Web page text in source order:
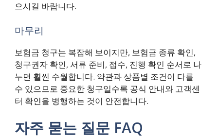
으시길 바랍니다.
마무리
보험금 청구는 복잡해 보이지만, 보험금 종류 확인,
청구권자 확인, 서류 준비, 접수, 진행 확인 순서로 나
누면 훨씬 수월합니다. 약관과 상품별 조건이 다를
수 있으므로 중요한 청구일수록 공식 안내와 고객센
터 확인을 병행하는 것이 안전합니다.
자주 묻는 질문 FAQ